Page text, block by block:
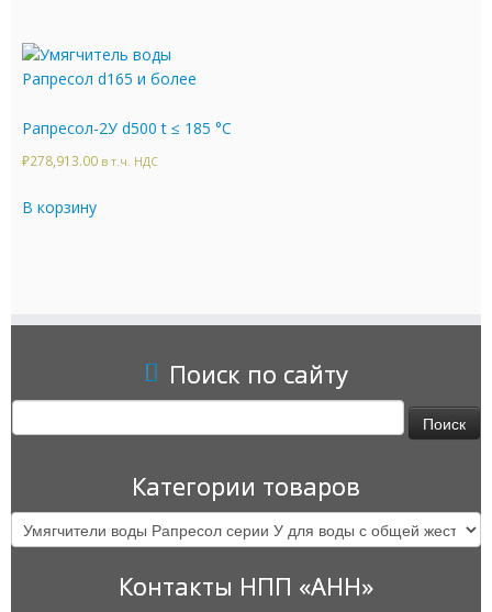
Рапресол-2У d500 t ≤ 185 °C
₽278,913.00 в т.ч. НДС
В корзину
Поиск по сайту
Найти:
Категории товаров
Контакты НПП «АНН»